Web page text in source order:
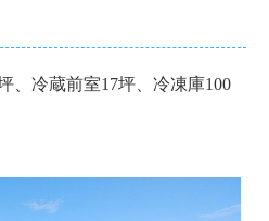
、冷蔵前室17坪、冷凍庫100